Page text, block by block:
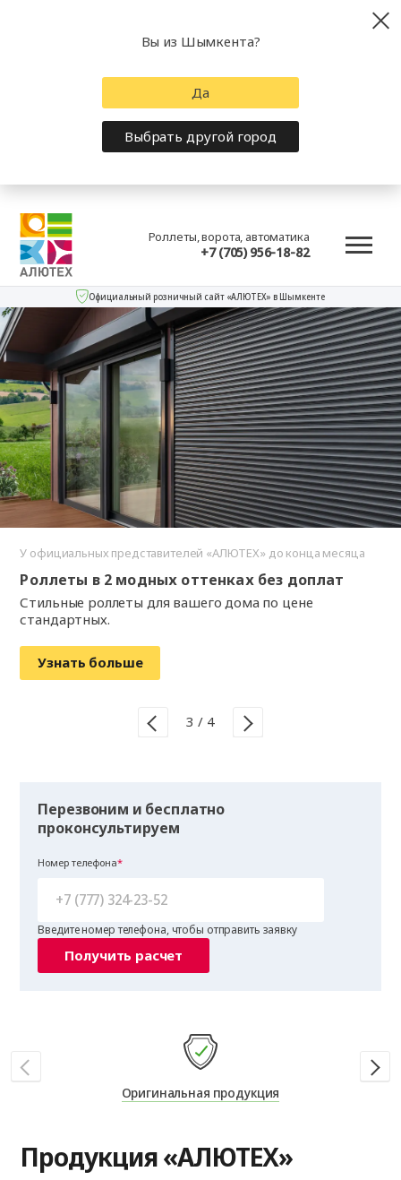
Роллеты, ворота, автоматика
+7 (705) 956-18-82
Официальный розничный сайт «АЛЮТЕХ» в Шымкенте
У официальных представителей «АЛЮТЕХ» до конца месяца
Роллеты в 2 модных оттенках без доплат
Стильные роллеты для вашего дома по цене
стандартных.
Узнать больше
3 / 4
Перезвоним и бесплатно
проконсультируем
Номер телефона
Введите номер телефона, чтобы отправить заявку
Получить расчет
Оригинальная продукция
Продукция «АЛЮТЕХ»
Вы из Шымкента?
Да
Выбрать другой город